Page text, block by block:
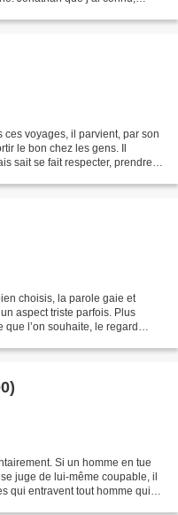
voyages, il parvient, par son
le bon chez les gens. Il
sait se fait respecter, prendre
choisis, la parole gaie et
aspect triste parfois. Plus
que l’on souhaite, le regard
Si un homme en tue
juge de lui-même coupable, il
qui entravent tout homme qui